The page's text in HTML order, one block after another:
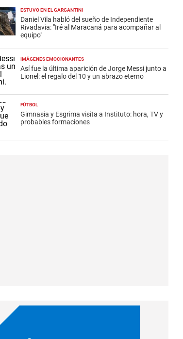
ESTUVO EN EL GARGANTINI
Daniel Vila habló del sueño de Independiente
Rivadavia: "Iré al Maracaná para acompañar al
equipo"
IMÁGENES EMOCIONANTES
Así fue la última aparición de Jorge Messi junto a
Lionel: el regalo del 10 y un abrazo eterno
FÚTBOL
Gimnasia y Esgrima visita a Instituto: hora, TV y
probables formaciones